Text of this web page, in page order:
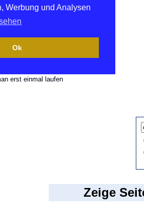
Werbung und Analysen
Ok
erst einmal laufen
Zeige